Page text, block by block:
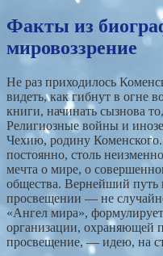
Факты из
мировоззрение
Не раз приходилось
видеть, как гибнут в огне
книги, начинать сызнова
Религиозные войны и
Чехию, родину
постоянно, столь
мечта о мире, о
общества. Вернейший путь
просвещении — не
«Ангел мира»,
организации, охраняющей
просвещение, — идею, на